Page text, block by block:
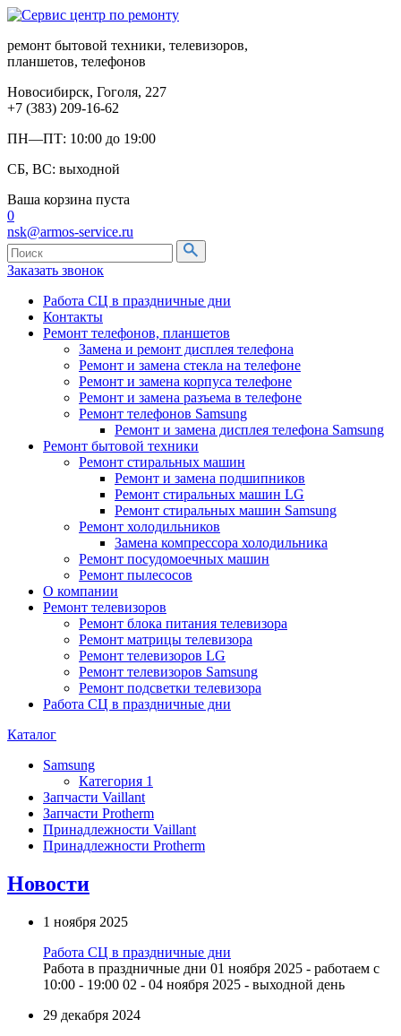
ремонт бытовой техники, телевизоров,
планшетов, телефонов
Новосибирск, Гоголя, 227
+7 (383) 209-16-62
ПН—ПТ: 10:00 до 19:00
СБ, ВС: выходной
Ваша корзина пуста
0
nsk@armos-service.ru
Заказать звонок
Работа СЦ в праздничные дни
Контакты
Ремонт телефонов, планшетов
Замена и ремонт дисплея телефона
Ремонт и замена стекла на телефоне
Ремонт и замена корпуса телефоне
Ремонт и замена разъема в телефоне
Ремонт телефонов Samsung
Ремонт и замена дисплея телефона Samsung
Ремонт бытовой техники
Ремонт стиральных машин
Ремонт и замена подшипников
Ремонт стиральных машин LG
Ремонт стиральных машин Samsung
Ремонт холодильников
Замена компрессора холодильника
Ремонт посудомоечных машин
Ремонт пылесосов
О компании
Ремонт телевизоров
Ремонт блока питания телевизора
Ремонт матрицы телевизора
Ремонт телевизоров LG
Ремонт телевизоров Samsung
Ремонт подсветки телевизора
Работа СЦ в праздничные дни
Каталог
Samsung
Категория 1
Запчасти Vaillant
Запчасти Protherm
Принадлежности Vaillant
Принадлежности Protherm
Новости
1 ноября 2025
Работа СЦ в праздничные дни
Работа в праздничные дни 01 ноября 2025 - работаем с
10:00 - 19:00 02 - 04 ноября 2025 - выходной день
29 декабря 2024